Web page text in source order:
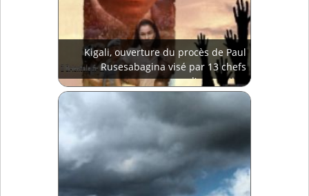
Kigali, ouverture du procès de Paul
Rusesabagina visé par 13 chefs
d'accusation